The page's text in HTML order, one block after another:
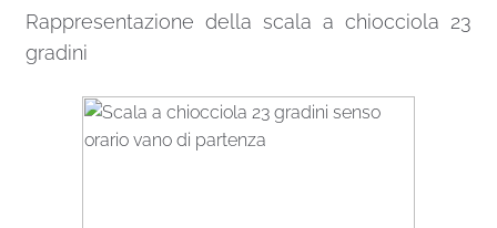
Rappresentazione della scala a chiocciola 23
gradini